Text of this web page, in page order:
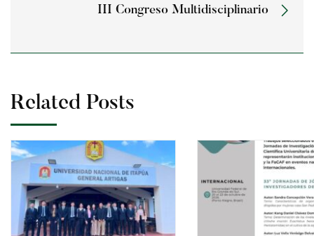
III Congreso Multidisciplinario
Related Posts